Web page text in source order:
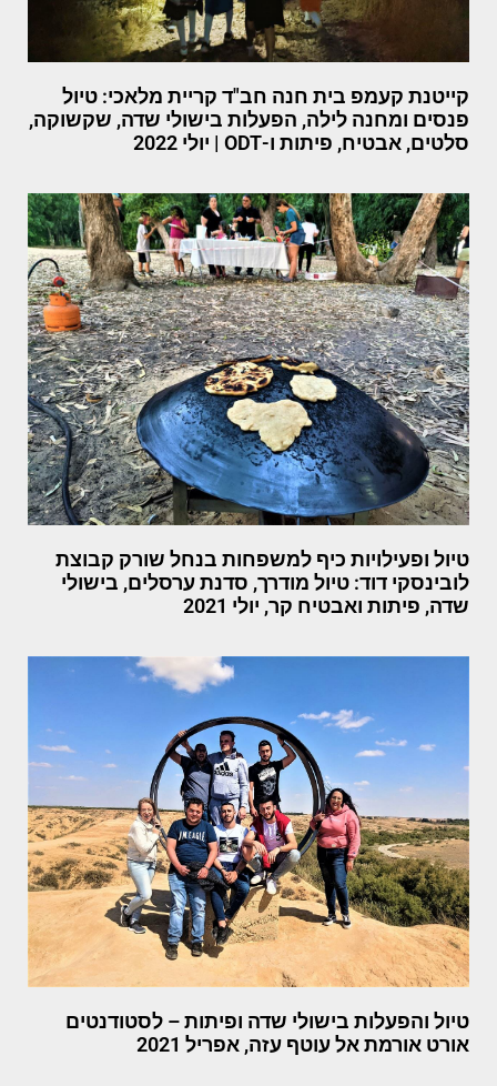
קייטנת קעמפ בית חנה חב"ד קריית מלאכי: טיול
פנסים ומחנה לילה, הפעלות בישולי שדה, שקשוקה,
סלטים, אבטיח, פיתות ו-ODT | יולי 2022
טיול ופעילויות כיף למשפחות בנחל שורק קבוצת
לובינסקי דוד: טיול מודרך, סדנת ערסלים, בישולי
שדה, פיתות ואבטיח קר, יולי 2021
טיול והפעלות בישולי שדה ופיתות – לסטודנטים
אורט אורמת אל עוטף עזה, אפריל 2021